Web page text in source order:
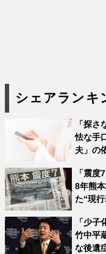
シェアランキ
「探
怯な手
夫」の
「震
8年熊
た“現
「少
竹中平
な後遺